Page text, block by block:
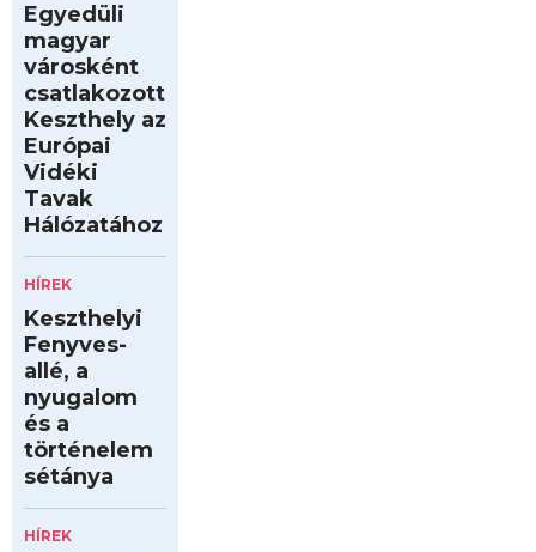
Egyedüli
magyar
városként
csatlakozott
Keszthely az
Európai
Vidéki
Tavak
Hálózatához
HÍREK
Keszthelyi
Fenyves-
allé, a
nyugalom
és a
történelem
sétánya
HÍREK